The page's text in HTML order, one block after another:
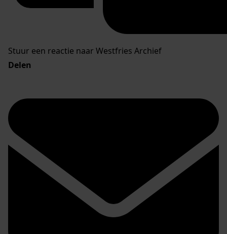
Stuur een reactie naar Westfries Archief
Delen